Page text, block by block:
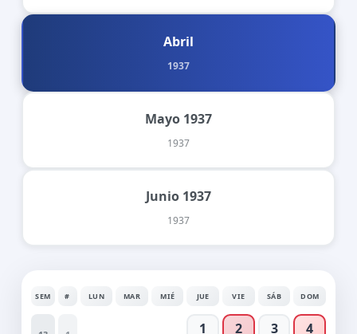
Abril
1937
Mayo 1937
1937
Junio 1937
1937
SEM # LUN MAR MIÉ JUE VIE SÁB DOM
1 2 3 4